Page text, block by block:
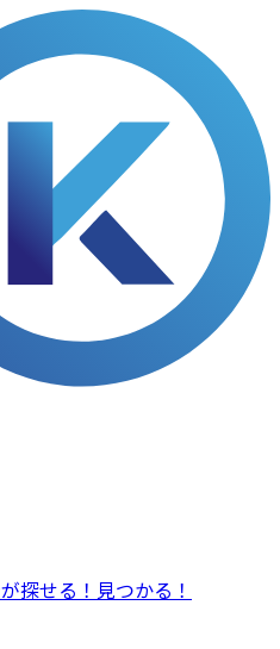
探せる！見つかる！